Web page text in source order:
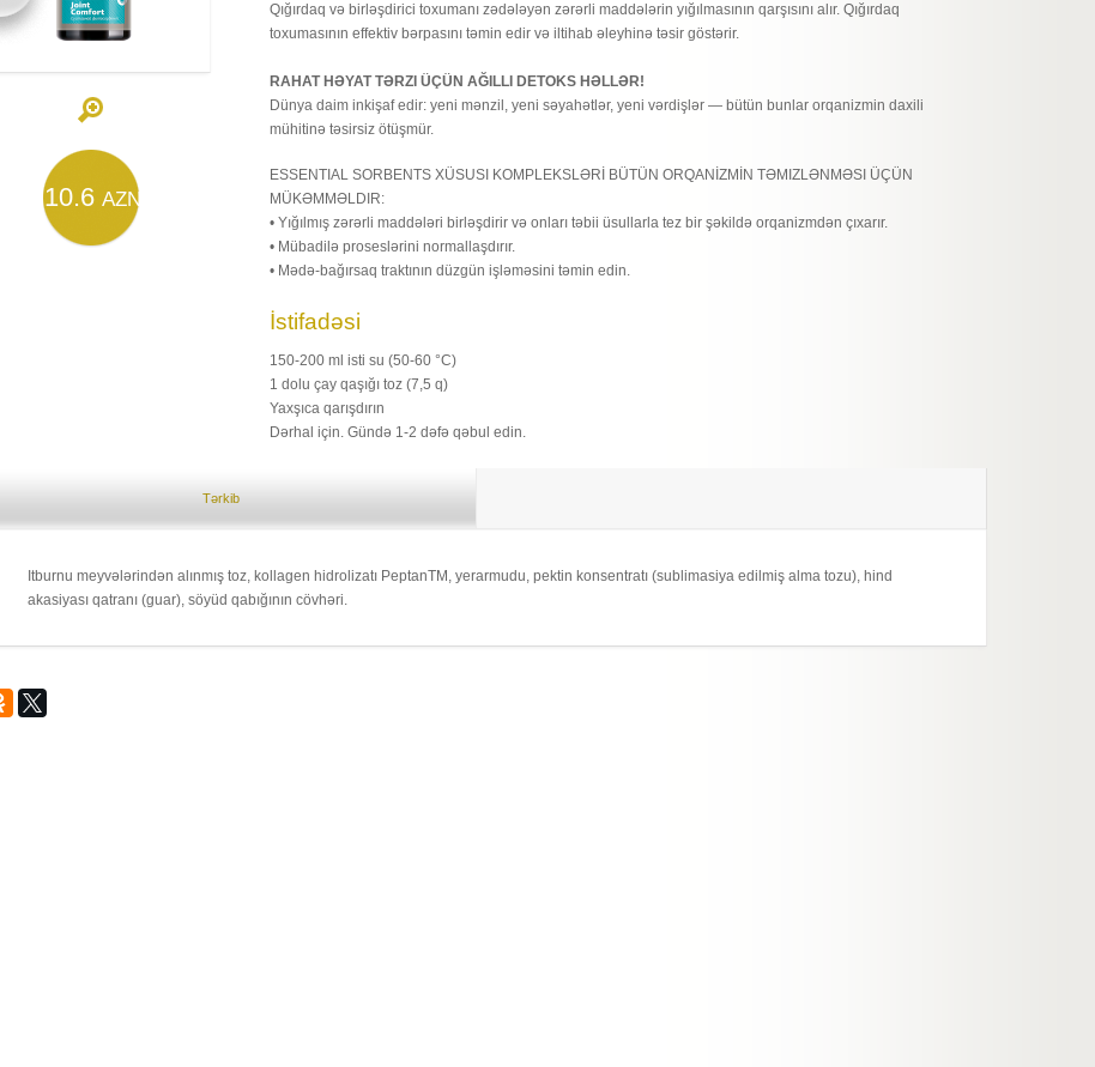
10.6 AZN
Qığırdaq və birləşdirici toxumanı zədələyən zərərli maddələrin yığılmasının qarşısını alır. Qığırdaq
toxumasının effektiv bərpasını təmin edir və iltihab əleyhinə təsir göstərir.
RAHAT HƏYAT TƏRZI ÜÇÜN AĞILLI DETOKS HƏLLƏR!
Dünya daim inkişaf edir: yeni mənzil, yeni səyahətlər, yeni vərdişlər — bütün bunlar orqanizmin daxili
mühitinə təsirsiz ötüşmür.
ESSENTIAL SORBENTS XÜSUSI KOMPLEKSLƏRİ BÜTÜN ORQANİZMİN TƏMIZLƏNMƏSI ÜÇÜN
MÜKƏMMƏLDIR:
• Yığılmış zərərli maddələri birləşdirir və onları təbii üsullarla tez bir şəkildə orqanizmdən çıxarır.
• Mübadilə proseslərini normallaşdırır.
• Mədə-bağırsaq traktının düzgün işləməsini təmin edin.
İstifadəsi
150-200 ml isti su (50-60 °С)
1 dolu çay qaşığı toz (7,5 q)
Yaxşıca qarışdırın
Dərhal için. Gündə 1-2 dəfə qəbul edin.
Tərkib
Itburnu meyvələrindən alınmış toz, kollagen hidrolizatı PeptanTM, yerarmudu, pektin konsentratı (sublimasiya edilmiş alma tozu), hind
akasiyası qatranı (guar), söyüd qabığının cövhəri.